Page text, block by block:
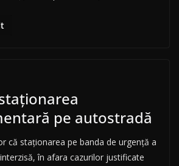
pe autostradă
că staționarea pe banda de urgență a
în afara cazurilor justificate